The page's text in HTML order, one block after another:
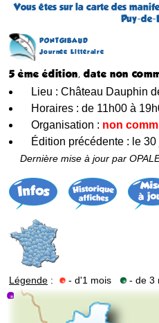
Vous êtes sur la carte des
Puy-de-
PONTGIBAUD
Journée Littéraire
5 ème édition, date non
Lieu : Château Dauphin
Horaires : de 11h00 à
Organisation : non
Édition précédente : le
Dernière mise à jour par
Légende : - d'1 mois - de 3